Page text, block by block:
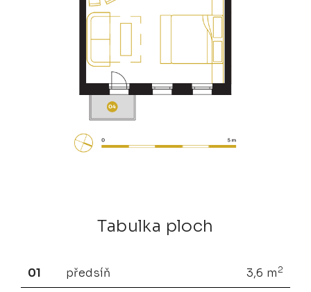
Tabulka ploch
01 předsíň 3,6 m 2